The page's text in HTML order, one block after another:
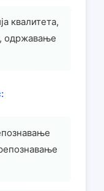
квалитета,
одржавање